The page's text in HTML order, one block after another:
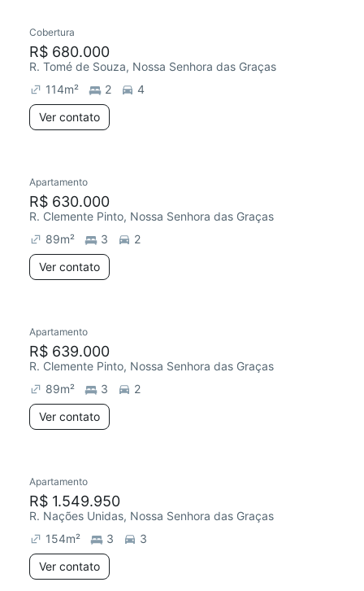
Cobertura
R$ 680.000
R. Tomé de Souza, Nossa Senhora das Graças
114m² 2
4
Ver contato
Apartamento
R$ 630.000
R. Clemente Pinto, Nossa Senhora das Graças
89m² 3
2
Ver contato
Apartamento
R$ 639.000
R. Clemente Pinto, Nossa Senhora das Graças
89m² 3
2
Ver contato
Apartamento
R$ 1.549.950
R. Nações Unidas, Nossa Senhora das Graças
154m² 3
3
Ver contato